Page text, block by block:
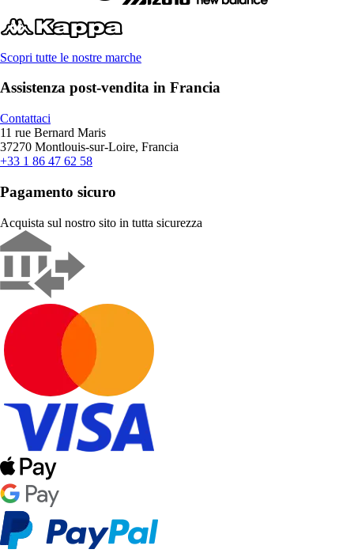
Scopri tutte le nostre marche
Assistenza post-vendita in Francia
Contattaci
11 rue Bernard Maris
37270 Montlouis-sur-Loire, Francia
+33 1 86 47 62 58
Pagamento sicuro
Acquista sul nostro sito in tutta sicurezza